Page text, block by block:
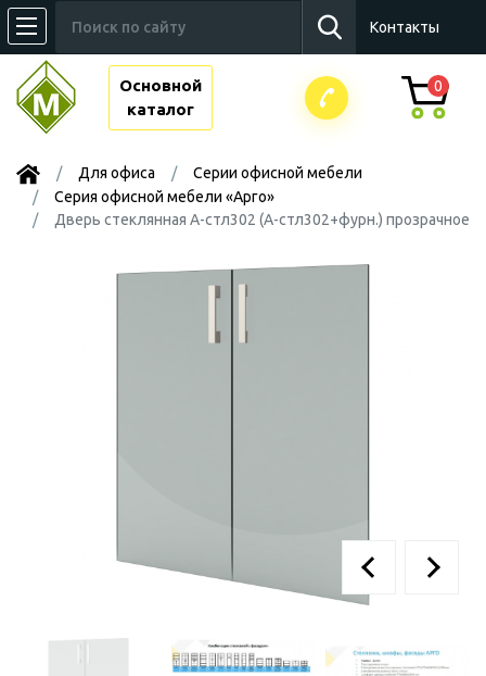
Контакты
Основной
каталог
0
Для офиса
Серии офисной мебели
Серия офисной мебели «Арго»
Дверь стеклянная А-стл302 (А-стл302+фурн.) прозрачное